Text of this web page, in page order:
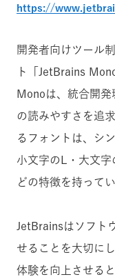
https://
開発者向けツール
ト「JetBrains
Monoは、統合開
の読みやすさを追
るフォントは、シ
小文字のL・大文
どの特徴を持ってい
JetBrainsはソフト
せることを大切に
体験を向上させる